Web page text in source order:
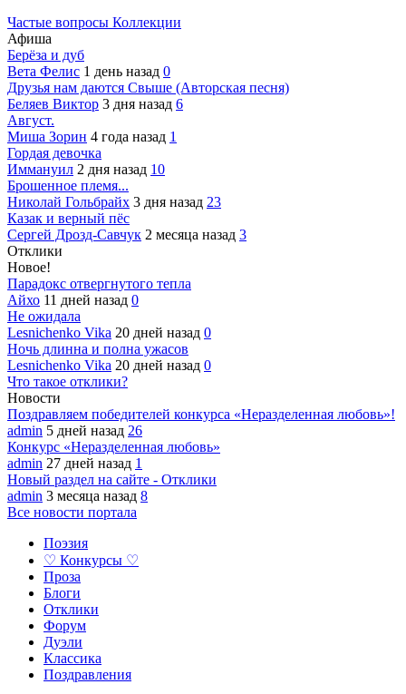
Частые вопросы Коллекции
Афиша
Берёза и дуб
Вета Фелис 1 день назад 0
Друзья нам даются Свыше (Авторская песня)
Беляев Виктор 3 дня назад 6
Август.
Миша Зорин 4 года назад 1
Гордая девочка
Иммануил 2 дня назад 10
Брошенное племя...
Николай Гольбрайх 3 дня назад 23
Казак и верный пёс
Сергей Дрозд-Савчук 2 месяца назад 3
Отклики
Новое!
Парадокс отвергнутого тепла
Айхо 11 дней назад 0
Не ожидала
Lesnichenko Vika 20 дней назад 0
Ночь длинна и полна ужасов
Lesnichenko Vika 20 дней назад 0
Что такое отклики?
Новости
Поздравляем победителей конкурса «Неразделенная любовь»!
admin 5 дней назад 26
Конкурс «Неразделенная любовь»
admin 27 дней назад 1
Новый раздел на сайте - Отклики
admin 3 месяца назад 8
Все новости портала
Поэзия
♡ Конкурсы ♡
Проза
Блоги
Отклики
Форум
Дуэли
Классика
Поздравления